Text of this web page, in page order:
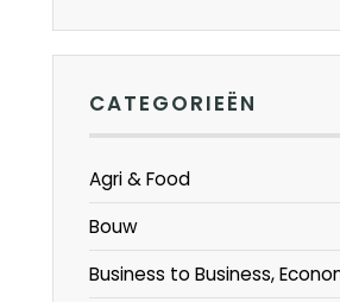
CATEGORIEËN
Agri & Food
Bouw
Business to Business,